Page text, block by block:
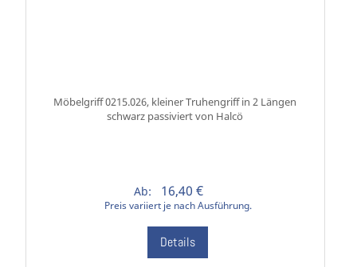
Möbelgriff 0215.026, kleiner Truhengriff in 2 Längen
schwarz passiviert von Halcö
Ab: 16,40 €
Preis variiert je nach Ausführung.
Details